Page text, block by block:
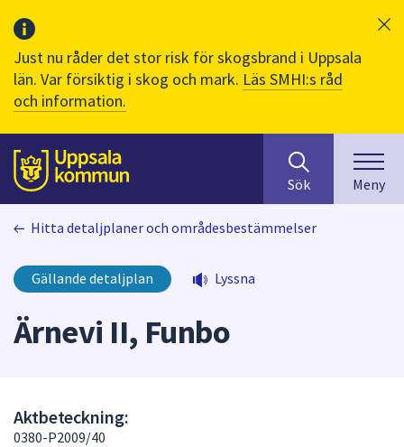
Just nu råder det stor risk för skogsbrand i Uppsala
län. Var försiktig i skog och mark. Läs SMHI:s råd
och information.
Till sidans
huvudinnehåll
efter
innehåll
på
webbplatsen.
Sök Meny
Hitta detaljplaner och områdesbestämmelser
Gällande detaljplan Lyssna
Ärnevi II, Funbo
Aktbeteckning:
0380-P2009/40